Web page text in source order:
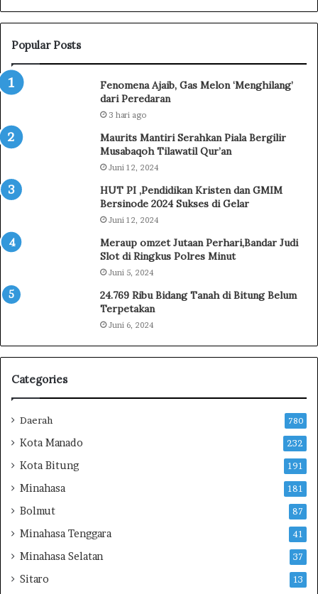
a
n
a
P
a
a
n
u
t
i
r
d
n
T
j
P
e
a
Popular Posts
Fenomena Ajaib, Gas Melon ‘Menghilang’
dari Peredaran
3 hari ago
Maurits Mantiri Serahkan Piala Bergilir
Musabaqoh Tilawatil Qur’an
Juni 12, 2024
HUT PI ,Pendidikan Kristen dan GMIM
Bersinode 2024 Sukses di Gelar
Juni 12, 2024
Meraup omzet Jutaan Perhari,Bandar Judi
Slot di Ringkus Polres Minut
Juni 5, 2024
24.769 Ribu Bidang Tanah di Bitung Belum
Terpetakan
Juni 6, 2024
Categories
Daerah 780
Kota Manado 232
Kota Bitung 191
Minahasa 181
Bolmut 87
Minahasa Tenggara 41
Minahasa Selatan 37
Sitaro 13